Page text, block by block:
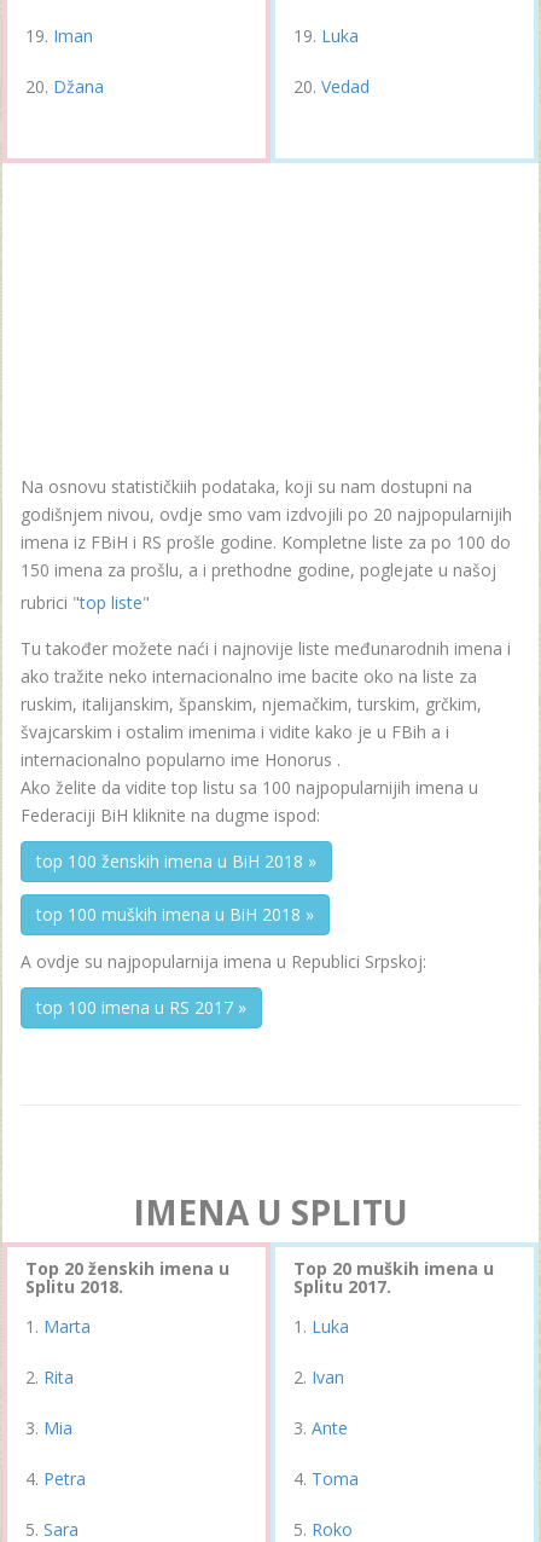
Iman
Džana
Luka
Vedad
Na osnovu statističkiih podataka, koji su nam dostupni na
godišnjem nivou, ovdje smo vam izdvojili po 20 najpopularnijih
imena iz FBiH i RS prošle godine. Kompletne liste za po 100 do
150 imena za prošlu, a i prethodne godine, poglejate u našoj
rubrici "top liste"
Tu također možete naći i najnovije liste međunarodnih imena i
ako tražite neko internacionalno ime bacite oko na liste za
ruskim, italijanskim, španskim, njemačkim, turskim, grčkim,
švajcarskim i ostalim imenima i vidite kako je u FBih a i
internacionalno popularno ime Honorus .
Ako želite da vidite top listu sa 100 najpopularnijih imena u
Federaciji BiH kliknite na dugme ispod:
top 100 ženskih imena u BiH 2018 »
top 100 muških imena u BiH 2018 »
A ovdje su najpopularnija imena u Republici Srpskoj:
top 100 imena u RS 2017 »
IMENA U SPLITU
Top 20 ženskih imena u
Splitu 2018.
Marta
Rita
Mia
Petra
Sara
Top 20 muških imena u
Splitu 2017.
Luka
Ivan
Ante
Toma
Roko